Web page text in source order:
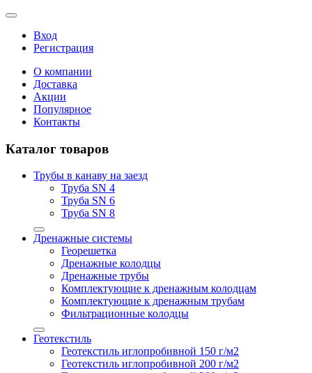
Вход
Регистрация
О компании
Доставка
Акции
Популярное
Контакты
Каталог товаров
Трубы в канаву на заезд
Труба SN 4
Труба SN 6
Труба SN 8
Дренажные системы
Георешетка
Дренажные колодцы
Дренажные трубы
Комплектующие к дренажным колодцам
Комплектующие к дренажным трубам
Фильтрационные колодцы
Геотекстиль
Геотекстиль иглопробивной 150 г/м2
Геотекстиль иглопробивной 200 г/м2